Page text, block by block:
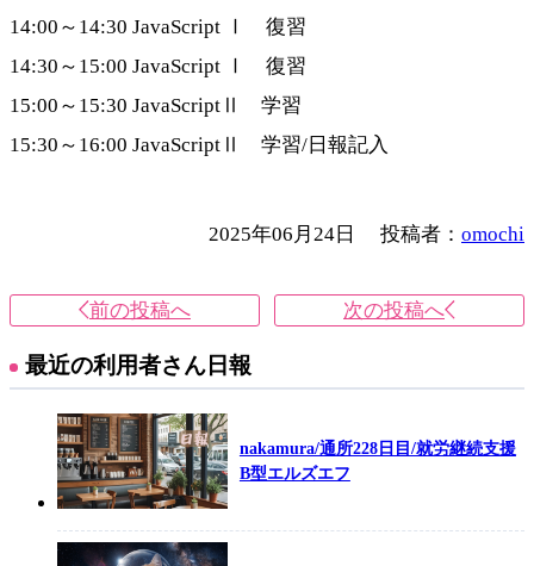
14:00～14:30 JavaScript Ⅰ 復習
14:30～15:00 JavaScript Ⅰ 復習
15:00～15:30 JavaScriptⅡ 学習
15:30～16:00 JavaScriptⅡ 学習/日報記入
2025年06月24日 投稿者： omochi
前の投稿へ 次の投稿へ
最近の利用者さん日報
nakamura/通所228日目/就労継続支援
B型エルズエフ